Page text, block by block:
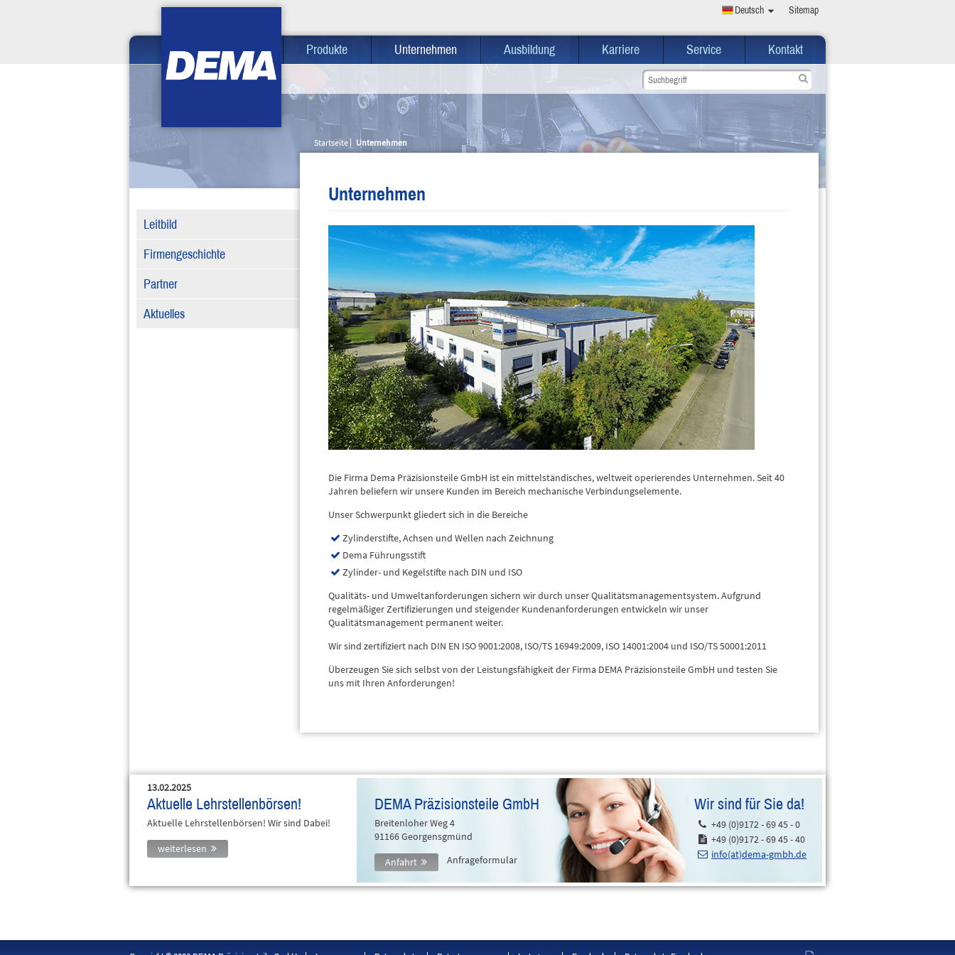
Deutsch Sitemap
Home Produkte Unternehmen Ausbildung Karriere Service Kontakt
Leitbild
Firmengeschichte
Partner
Aktuelles
Startseite Unternehmen
Unternehmen
Die Firma Dema Präzisionsteile GmbH ist ein mittelständisches, weltweit operierendes Unternehmen. Seit 40
Jahren beliefern wir unsere Kunden im Bereich mechanische Verbindungselemente.
Unser Schwerpunkt gliedert sich in die Bereiche
Zylinderstifte, Achsen und Wellen nach Zeichnung
Dema Führungsstift
Zylinder- und Kegelstifte nach DIN und ISO
Qualitäts- und Umweltanforderungen sichern wir durch unser Qualitätsmanagementsystem. Aufgrund
regelmäßiger Zertifizierungen und steigender Kundenanforderungen entwickeln wir unser
Qualitätsmanagement permanent weiter.
Wir sind zertifiziert nach DIN EN ISO 9001:2008, ISO/TS 16949:2009, ISO 14001:2004 und ISO/TS 50001:2011
Überzeugen Sie sich selbst von der Leistungsfähigkeit der Firma DEMA Präzisionsteile GmbH und testen Sie
uns mit Ihren Anforderungen!
13.02.2025
Aktuelle Lehrstellenbörsen!
Aktuelle Lehrstellenbörsen! Wir sind Dabei!
weiterlesen
DEMA Präzisionsteile GmbH
Breitenloher Weg 4
91166 Georgensgmünd
Anfahrt
Anfrageformular
Wir sind für Sie da!
+49 (0)9172 - 69 45 - 0
+49 (0)9172 - 69 45 - 40
info(at)dema-gmbh.de